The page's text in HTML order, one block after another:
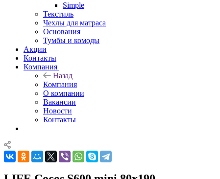
Simple
Текстиль
Чехлы для матраса
Основания
Тумбы и комоды
Акции
Контакты
Компания
Назад
Компания
О компании
Вакансии
Новости
Контакты